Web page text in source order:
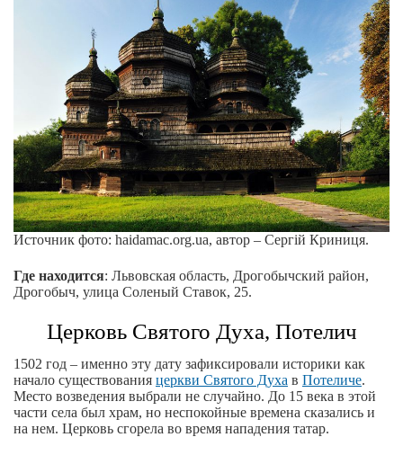
Источник фото: haidamac.org.ua, автор – Сергій Криниця.
Где находится: Львовская область, Дрогобычский район,
Дрогобыч, улица Соленый Ставок, 25.
Церковь Святого Духа, Потелич
1502 год – именно эту дату зафиксировали историки как
начало существования церкви Святого Духа в Потеличе.
Место возведения выбрали не случайно. До 15 века в этой
части села был храм, но неспокойные времена сказались и
на нем. Церковь сгорела во время нападения татар.